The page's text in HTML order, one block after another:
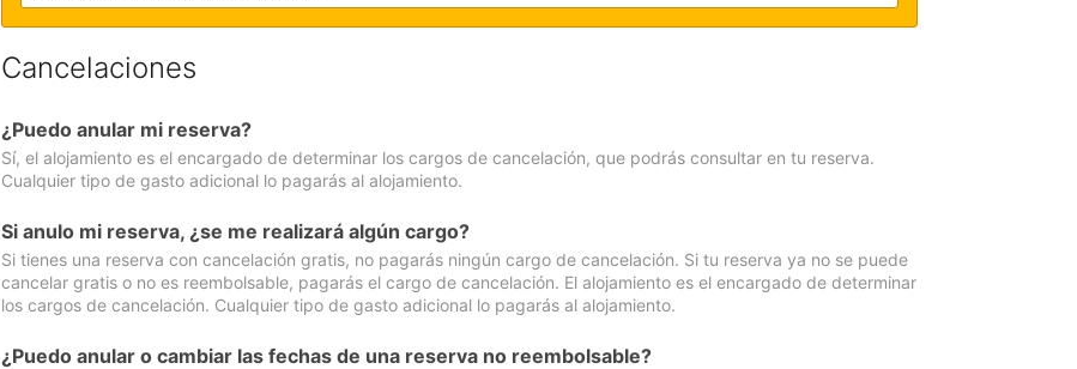
Cancelaciones
¿Puedo anular mi reserva?
Sí, el alojamiento es el encargado de determinar los cargos de cancelación, que podrás consultar en tu reserva.
Cualquier tipo de gasto adicional lo pagarás al alojamiento.
Si anulo mi reserva, ¿se me realizará algún cargo?
Si tienes una reserva con cancelación gratis, no pagarás ningún cargo de cancelación. Si tu reserva ya no se puede
cancelar gratis o no es reembolsable, pagarás el cargo de cancelación. El alojamiento es el encargado de determinar
los cargos de cancelación. Cualquier tipo de gasto adicional lo pagarás al alojamiento.
¿Puedo anular o cambiar las fechas de una reserva no reembolsable?